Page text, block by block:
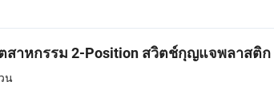
สาหกรรม 2-Position สวิตช์กุญแจพลาสติก
น